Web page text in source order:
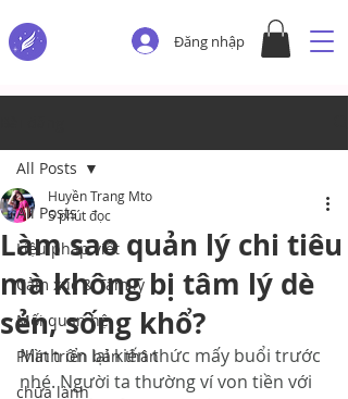
Đăng nhập
All Posts
Liệu pháp viết
Cảm xúc & Tâm lý
Mối quan hệ
Phát triển bản thân
chữa lành
All Posts
Làm sao quản lý chi tiêu
mà không bị tâm lý dè
sẻn, sống khổ?
Huyền Trang Mto
5 phút đọc
Mình ôn lại kiến thức mấy buổi trước
nhé. Người ta thường ví von tiền với